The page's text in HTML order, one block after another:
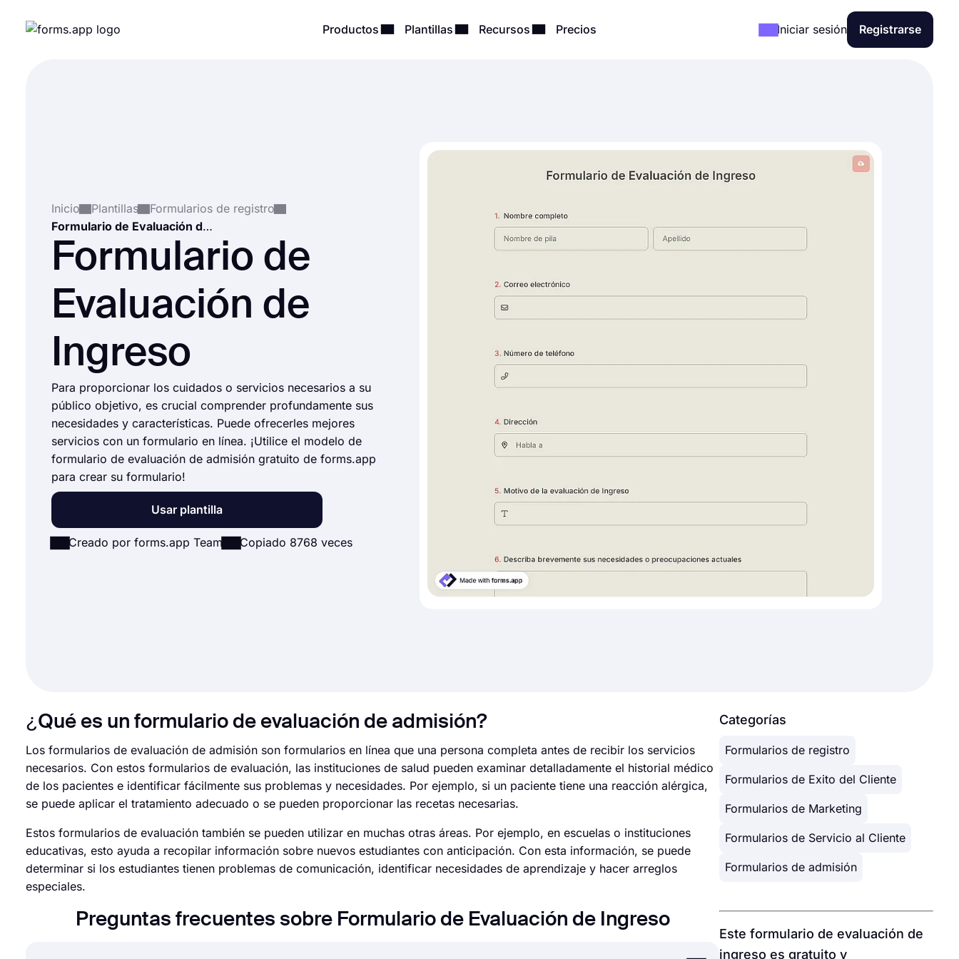
Productos Plantillas Recursos Precios Iniciar sesión Registrarse
Inicio Plantillas
Formularios de registro
Formulario de Evaluación de Ingreso
Formulario de
Evaluación de
Ingreso
Para proporcionar los cuidados o servicios necesarios a su
público objetivo, es crucial comprender profundamente sus
necesidades y características. Puede ofrecerles mejores
servicios con un formulario en línea. ¡Utilice el modelo de
formulario de evaluación de admisión gratuito de forms.app
para crear su formulario!
Usar plantilla
Creado por forms.app Team Copiado 8768 veces
¿Qué es un formulario de evaluación de admisión?
Los formularios de evaluación de admisión son formularios en línea que una persona completa antes de recibir los servicios
necesarios. Con estos formularios de evaluación, las instituciones de salud pueden examinar detalladamente el historial médico
de los pacientes e identificar fácilmente sus problemas y necesidades. Por ejemplo, si un paciente tiene una reacción alérgica,
se puede aplicar el tratamiento adecuado o se pueden proporcionar las recetas necesarias.
Estos formularios de evaluación también se pueden utilizar en muchas otras áreas. Por ejemplo, en escuelas o instituciones
educativas, esto ayuda a recopilar información sobre nuevos estudiantes con anticipación. Con esta información, se puede
determinar si los estudiantes tienen problemas de comunicación, identificar necesidades de aprendizaje y hacer arreglos
especiales.
Preguntas frecuentes sobre Formulario de Evaluación de Ingreso
Categorías
Formularios de registro
Formularios de Exito del Cliente
Formularios de Marketing
Formularios de Servicio al Cliente
Formularios de admisión
Este formulario de evaluación de
ingreso es gratuito y